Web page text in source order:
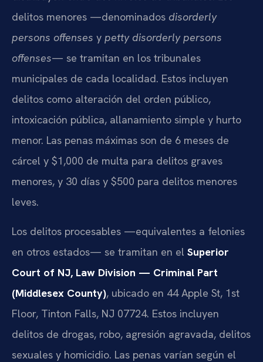
delitos menores —denominados disorderly
persons offenses y petty disorderly persons
offenses— se tramitan en los tribunales
municipales de cada localidad. Estos incluyen
delitos como alteración del orden público,
intoxicación pública, allanamiento simple y hurto
menor. Las penas máximas son de 6 meses de
cárcel y $1,000 de multa para delitos graves
menores, y 30 días y $500 para delitos menores
leves.
Los delitos procesables —equivalentes a felonies
en otros estados— se tramitan en el Superior
Court of NJ, Law Division — Criminal Part
(Middlesex County), ubicado en 44 Apple St, 1st
Floor, Tinton Falls, NJ 07724. Estos incluyen
delitos de drogas, robo, agresión agravada, delitos
sexuales y homicidio. Las penas varían según el